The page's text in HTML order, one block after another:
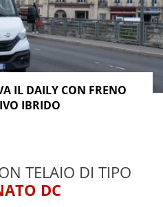
IL DAILY CON FRENO
IBRIDO
TELAIO DI TIPO
DC